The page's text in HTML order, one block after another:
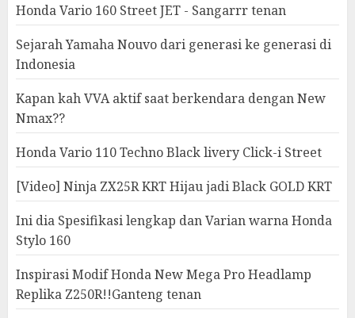
Honda Vario 160 Street JET - Sangarrr tenan
Sejarah Yamaha Nouvo dari generasi ke generasi di
Indonesia
Kapan kah VVA aktif saat berkendara dengan New
Nmax??
Honda Vario 110 Techno Black livery Click-i Street
[Video] Ninja ZX25R KRT Hijau jadi Black GOLD KRT
Ini dia Spesifikasi lengkap dan Varian warna Honda
Stylo 160
Inspirasi Modif Honda New Mega Pro Headlamp
Replika Z250R!!Ganteng tenan